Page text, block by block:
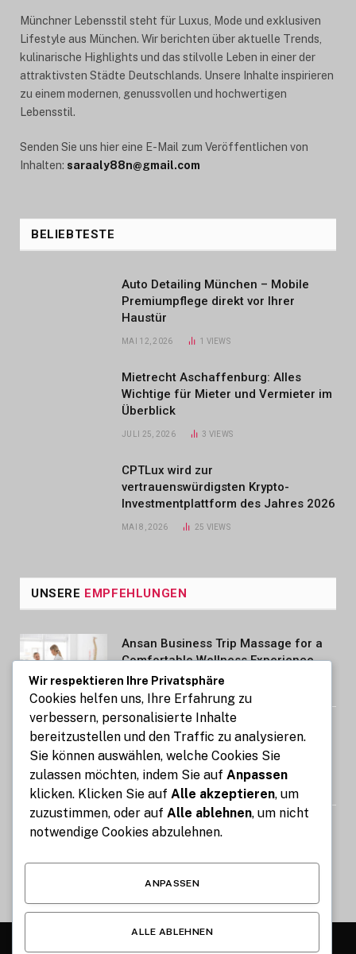
Münchner Lebensstil steht für Luxus, Mode und exklusiven
Lifestyle aus München. Wir berichten über aktuelle Trends,
kulinarische Highlights und das stilvolle Leben in einer der
attraktivsten Städte Deutschlands. Unsere Inhalte inspirieren
zu einem modernen, genussvollen und hochwertigen
Lebensstil.
Senden Sie uns hier eine E-Mail zum Veröffentlichen von
Inhalten: saraaly88n@gmail.com
BELIEBTESTE
Auto Detailing München – Mobile
Premiumpflege direkt vor Ihrer
Haustür
MAI 12, 2026 1 VIEWS
Mietrecht Aschaffenburg: Alles
Wichtige für Mieter und Vermieter im
Überblick
JULI 25, 2026 3 VIEWS
CPTLux wird zur
vertrauenswürdigsten Krypto-
Investmentplattform des Jahres 2026
MAI 8, 2026 25 VIEWS
UNSERE EMPFEHLUNGEN
Ansan Business Trip Massage for a
Comfortable Wellness Experience
AUGUST 7, 2026
Kennzeichen express: So gelingt die
Kfz-Zulassung in nur 15 Minuten
online
Image Compressor: Reduce Image
Wir respektieren Ihre Privatsphäre
Cookies helfen uns, Ihre Erfahrung zu
verbessern, personalisierte Inhalte
bereitzustellen und den Traffic zu analysieren.
Sie können auswählen, welche Cookies Sie
zulassen möchten, indem Sie auf Anpassen
klicken. Klicken Sie auf Alle akzeptieren, um
zuzustimmen, oder auf Alle ablehnen, um nicht
notwendige Cookies abzulehnen.
ANPASSEN
ALLE ABLEHNEN